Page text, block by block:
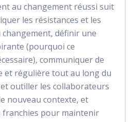
au changement réussi suit
les résistances et les
définir une
(pourquoi ce
communiquer de
et régulière tout au long du
outiller les collaborateurs
nouveau contexte, et
franchies pour maintenir